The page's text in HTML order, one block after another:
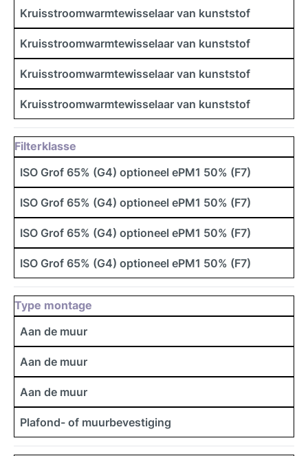
Kruisstroomwarmtewisselaar van kunststof
Kruisstroomwarmtewisselaar van kunststof
Kruisstroomwarmtewisselaar van kunststof
Kruisstroomwarmtewisselaar van kunststof
Filterklasse
ISO Grof 65% (G4) optioneel ePM1 50% (F7)
ISO Grof 65% (G4) optioneel ePM1 50% (F7)
ISO Grof 65% (G4) optioneel ePM1 50% (F7)
ISO Grof 65% (G4) optioneel ePM1 50% (F7)
Type montage
Aan de muur
Aan de muur
Aan de muur
Plafond- of muurbevestiging